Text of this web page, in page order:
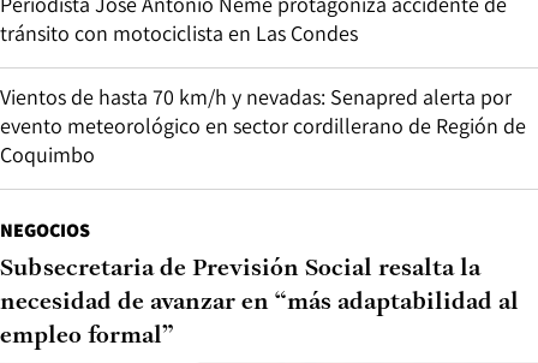
tránsito con motociclista en Las Condes
Vientos de hasta 70 km/h y nevadas: Senapred alerta por
evento meteorológico en sector cordillerano de Región de
Coquimbo
NEGOCIOS
Subsecretaria de Previsión Social resalta la
necesidad de avanzar en “más adaptabilidad al
empleo formal”